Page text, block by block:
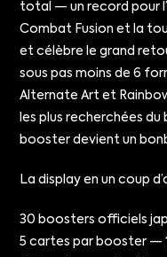
total — un record pour
Combat Fusion et la
et célèbre le grand
sous pas moins de 6
Alternate Art et
les plus recherchées
booster devient un
La display en un coup
30 boosters officiels
5 cartes par booster —